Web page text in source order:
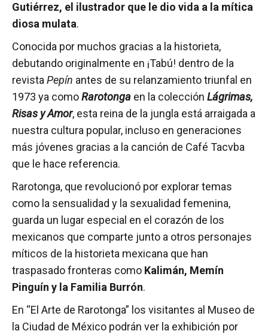
Gutiérrez, el ilustrador que le dio vida a la mítica
diosa mulata.
Conocida por muchos gracias a la historieta,
debutando originalmente en ¡Tabú! dentro de la
revistaPepín antes de su relanzamiento triunfal en
1973 ya comoRarotonga en la colección Lágrimas,
Risas y Amor, esta reina de la jungla está arraigada a
nuestra cultura popular, incluso en generaciones
más jóvenes gracias a la canción de Café Tacvba
que le hace referencia.
Rarotonga, que revolucionó por explorar temas
como la sensualidad y la sexualidad femenina,
guarda un lugar especial en el corazón de los
mexicanos que comparte junto a otros personajes
míticos de la historieta mexicana que han
traspasado fronteras como Kalimán, Memín
Pinguín y la Familia Burrón.
En “El Arte de Rarotonga” los visitantes al Museo de
la Ciudad de México podrán ver la exhibición por